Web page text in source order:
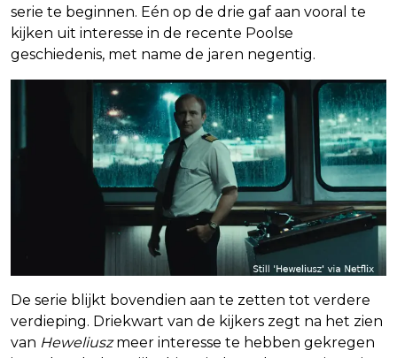
serie te beginnen. Eén op de drie gaf aan vooral te
kijken uit interesse in de recente Poolse
geschiedenis, met name de jaren negentig.
De serie blijkt bovendien aan te zetten tot verdere
verdieping. Driekwart van de kijkers zegt na het zien
van Heweliuszmeer interesse te hebben gekregen